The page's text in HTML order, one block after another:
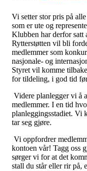
Vi setter stor pris på
som er ute og
Klubben har derfor satt
Rytterstøtten vil bli
medlemmer som
nasjonale- og
Styret vil komme
for tildeling, i god tid
Videre planlegger vi å
medlemmer. I en tid
planleggingsstadiet. Vi
tar seg gjøre.
Vi oppfordrer
kontoen vår! Tagg oss
sørger vi for at det
stall du står eller rir på,